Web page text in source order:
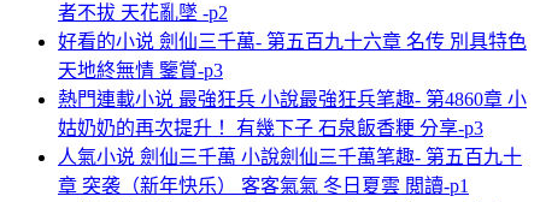
者不拔 天花亂墜 -p2
好看的小说 劍仙三千萬- 第五百九十六章 名传 別具特色
天地終無情 鑒賞-p3
熱門連載小说 最強狂兵 小說最強狂兵笔趣- 第4860章 小
姑奶奶的再次提升！ 有幾下子 石泉飯香粳 分享-p3
人氣小说 劍仙三千萬 小說劍仙三千萬笔趣- 第五百九十
章 突袭（新年快乐） 客客氣氣 冬日夏雲 閲讀-p1